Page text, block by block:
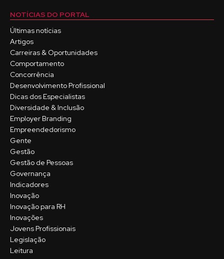
NOTÍCIAS DO PORTAL
Últimas notícias
Artigos
Carreiras & Oportunidades
Comportamento
Concorrência
Desenvolvimento Profissional
Dicas dos Especialistas
Diversidade & Inclusão
Employer Branding
Empreendedorismo
Gente
Gestão
Gestão de Pessoas
Governança
Indicadores
Inovação
Inovação para RH
Inovações
Jovens Profissionais
Legislação
Leitura